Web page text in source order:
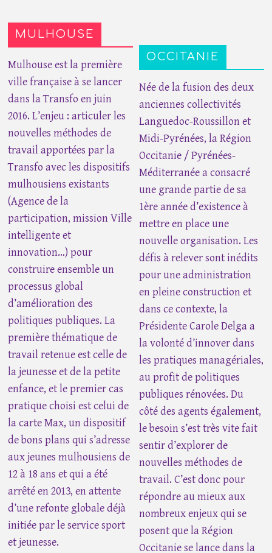
MULHOUSE
Mulhouse est la première
ville française à se lancer
dans la Transfo en juin
2016. L’enjeu : articuler les
nouvelles méthodes de
travail apportées par la
Transfo avec les dispositifs
mulhousiens existants
(Agence de la
participation, mission Ville
intelligente et
innovation…) pour
construire ensemble un
processus global
d’amélioration des
politiques publiques. La
première thématique de
travail retenue est celle de
la jeunesse et de la petite
enfance, et le premier cas
pratique choisi est celui de
la carte Max, un dispositif
de bons plans qui s’adresse
aux jeunes mulhousiens de
12 à 18 ans et qui a été
arrêté en 2013, en attente
d’une refonte globale déjà
initiée par le service sport
et jeunesse.
OCCITANIE
Née de la fusion des deux
anciennes collectivités
Languedoc-Roussillon et
Midi-Pyrénées, la Région
Occitanie / Pyrénées-
Méditerranée a consacré
une grande partie de sa
1ère année d’existence à
mettre en place une
nouvelle organisation. Les
défis à relever sont inédits
pour une administration
en pleine construction et
dans ce contexte, la
Présidente Carole Delga a
la volonté d’innover dans
les pratiques managériales,
au profit de politiques
publiques rénovées. Du
côté des agents également,
le besoin s’est très vite fait
sentir d’explorer de
nouvelles méthodes de
travail. C’est donc pour
répondre au mieux aux
nombreux enjeux qui se
posent que la Région
Occitanie se lance dans la